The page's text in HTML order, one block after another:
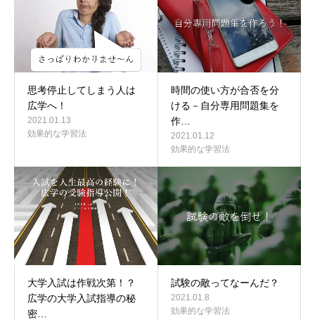
思考停止してしまう人は
広学へ！
2021.01.13
効果的な学習法
時間の使い方が合否を分
ける－自分専用問題集を
作…
2021.01.12
効果的な学習法
大学入試は作戦次第！？
広学の大学入試指導の秘
密…
試験の敵ってなーんだ？
2021.01.8
効果的な学習法